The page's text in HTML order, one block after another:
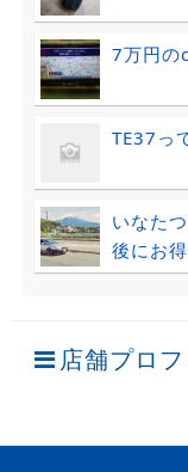
7万円
TE37っ
いなた
後にお
店舗プロ